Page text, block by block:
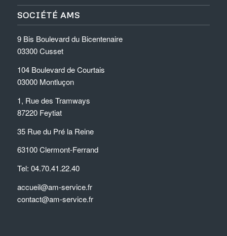
SOCIÉTÉ AMS
9 Bis Boulevard du Bicentenaire
03300 Cusset
104 Boulevard de Courtais
03000 Montluçon
1, Rue des Tramways
87220 Feytiat
35 Rue du Pré la Reine
63100 Clermont-Ferrand
Tel: 04.70.41.22.40
accueil@am-service.fr
contact@am-service.fr